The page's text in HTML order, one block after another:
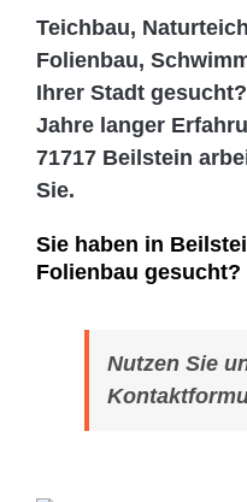
Teichbau,
Folienbau,
Ihrer Stadt
Jahre langer
71717 Beilstein
Sie.
Sie haben in
Folienbau gesucht?
Nutzen Sie